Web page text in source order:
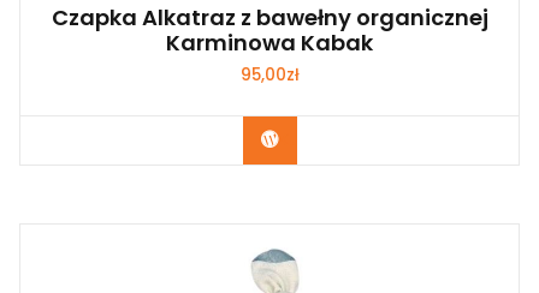
Czapka Alkatraz z bawełny organicznej
Karminowa Kabak
95,00zł
Kup Teraz